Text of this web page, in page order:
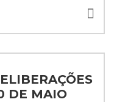
DE MAIO